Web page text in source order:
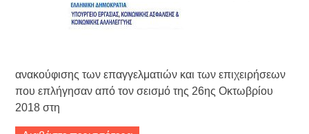
ανακούφισης των επαγγελματιών και των επιχειρήσεων
που επλήγησαν από τον σεισμό της 26ης Οκτωβρίου
2018 στη